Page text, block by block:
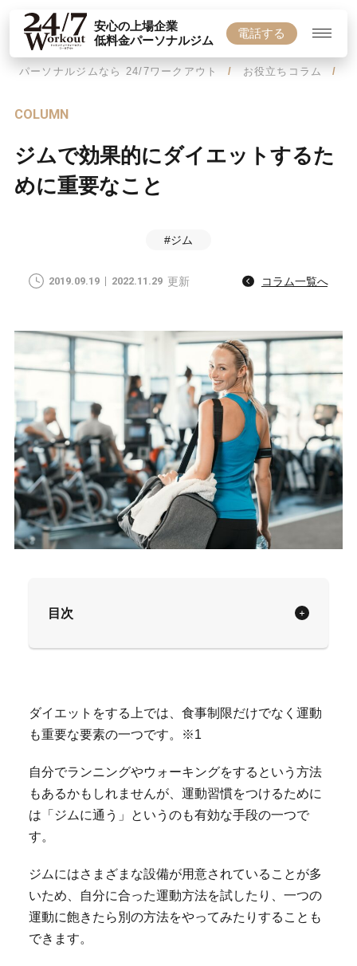
安心の上場企業
低料金パーソナルジム
電話する
パーソナルジムなら 24/7ワークアウト お役立ちコラム
COLUMN
ジムで効果的にダイエットするた
めに重要なこと
#ジム
2019.09.19 2022.11.29 更新 コラム一覧へ
目次
ダイエットをする上では、食事制限だけでなく運動
も重要な要素の一つです。※1
自分でランニングやウォーキングをするという方法
もあるかもしれませんが、運動習慣をつけるために
は「ジムに通う」というのも有効な手段の一つで
す。
ジムにはさまざまな設備が用意されていることが多
いため、自分に合った運動方法を試したり、一つの
運動に飽きたら別の方法をやってみたりすることも
できます。